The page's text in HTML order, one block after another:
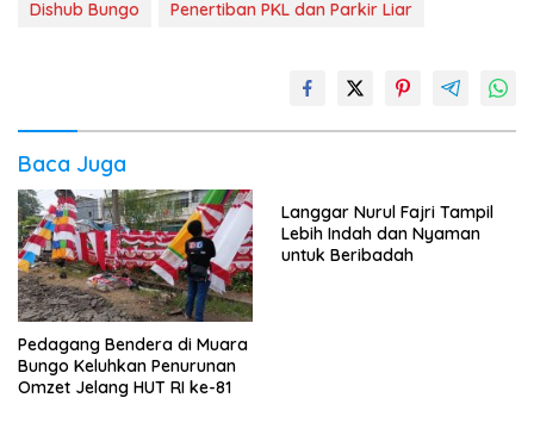
Dishub Bungo Penertiban PKL dan Parkir Liar
Baca Juga
Pedagang Bendera di Muara
Bungo Keluhkan Penurunan
Omzet Jelang HUT RI ke-81
Langgar Nurul Fajri Tampil
Lebih Indah dan Nyaman
untuk Beribadah